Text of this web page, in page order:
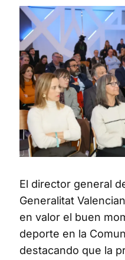
El director general
Generalitat
en valor el buen
deporte en la
destacando que la